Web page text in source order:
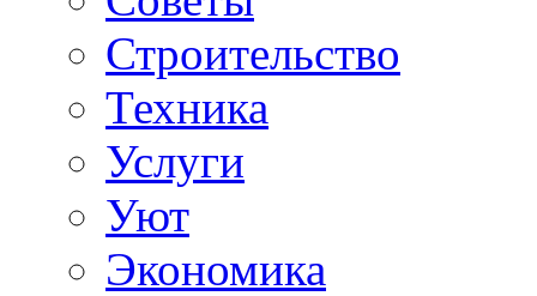
Строительство
Техника
Услуги
Уют
Экономика